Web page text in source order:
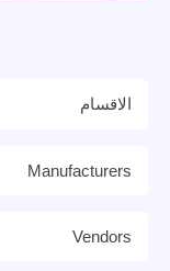
الاقسام
Manufacturers
Vendors